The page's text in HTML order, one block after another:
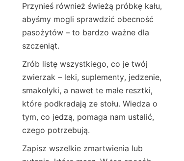
Przynieś również świeżą próbkę kału,
abyśmy mogli sprawdzić obecność
pasożytów – to bardzo ważne dla
szczeniąt.
Zrób listę wszystkiego, co je twój
zwierzak – leki, suplementy, jedzenie,
smakołyki, a nawet te małe resztki,
które podkradają ze stołu. Wiedza o
tym, co jedzą, pomaga nam ustalić,
czego potrzebują.
Zapisz wszelkie zmartwienia lub